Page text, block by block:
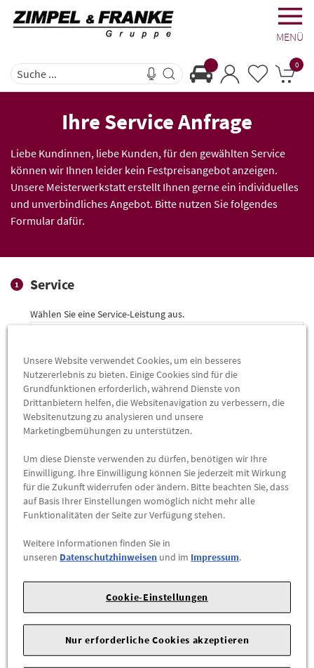
MENÜ
0
Ihre Service Anfrage
Liebe Kundinnen, liebe Kunden, für den gewählten Service
können wir Ihnen leider kein Festpreisangebot anzeigen.
Unsere Meisterwerkstatt erstellt Ihnen gerne ein individuelles
und unverbindliches Angebot. Bitte nutzen Sie folgendes
Formular dafür.
1 Service
Wählen Sie eine Service-Leistung aus.
Sie haben die Service-Leistung Bremsen
ausgewählt.
Sie möchten Ihre Bremsen checken oder reparieren
lassen oder haben ein weiteres Anliegen? Dann füllen Sie
bitte folgendes Formular aus:
Standortauswahl
Daten
Unsere Website verwendet Cookies, um ein besseres
Nutzererlebnis zu bieten. Einige Cookies sind für die
Grundfunktionen erforderlich, während Dienste von
Drittanbietern helfen, die Websitenavigation zu verbessern, die
Websitenutzung zu analysieren und unsere
Marketingbemühungen zu unterstützen.
Um diese Dienste verwenden zu dürfen, benötigen wir Ihre
Einwilligung. Ihre Einwilligung können Sie jederzeit mit Wirkung
für die Zukunft widerrufen oder ändern. Bitte beachten Sie, dass
auf Basis Ihrer Einstellungen womöglich nicht mehr alle
Funktionalitäten der Seite zur Verfügung stehen.
Weitere Informationen finden Sie in
unseren Datenschutzhinweisen und im Impressum.
Cookie-Einstellungen
Nur erforderliche Cookies akzeptieren